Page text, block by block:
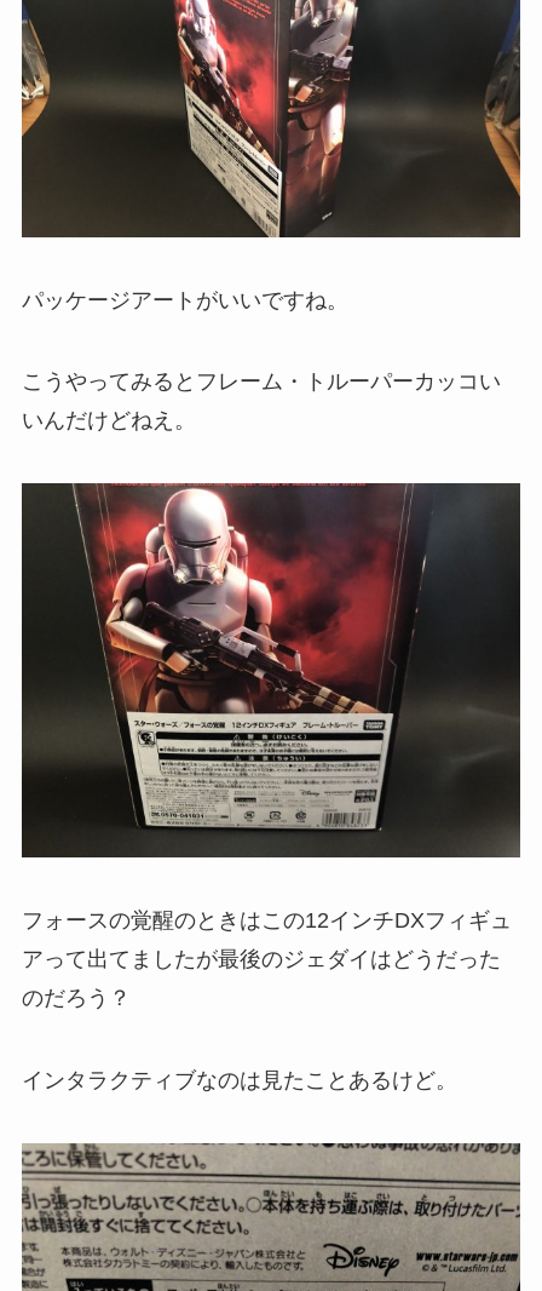
パッケージアートがいいですね。
こうやってみるとフレーム・トルーパーカッコい
いんだけどねえ。
フォースの覚醒のときはこの12インチDXフィギュ
アって出てましたが最後のジェダイはどうだった
のだろう？
インタラクティブなのは見たことあるけど。